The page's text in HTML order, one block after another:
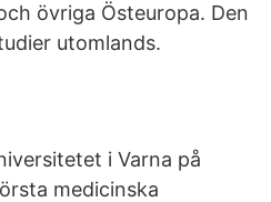
övriga Östeuropa. Den
utomlands.
i Varna på
medicinska